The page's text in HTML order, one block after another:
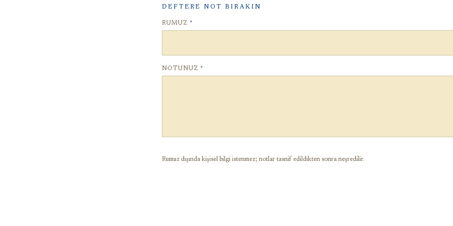
DEFTERE NOT BIRAKIN
RUMUZ *
NOTUNUZ *
Rumuz dışında kişisel bilgi istenmez; notlar tasnif edildikten sonra neşredilir.